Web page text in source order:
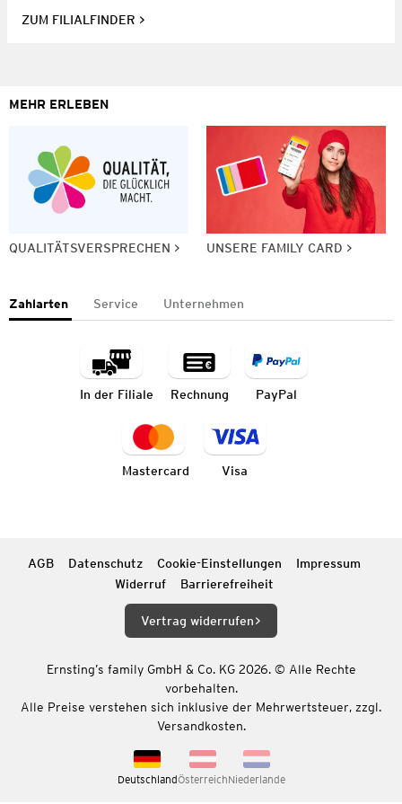
ZUM FILIALFINDER
MEHR ERLEBEN
QUALITÄTSVERSPRECHEN UNSERE FAMILY CARD
Zahlarten Service Unternehmen
In der Filiale Rechnung PayPal
Mastercard Visa
AGB Datenschutz Cookie-Einstellungen
Impressum
Widerruf
Barrierefreiheit
Vertrag widerrufen
Ernsting’s family GmbH & Co. KG 2026. © Alle Rechte
vorbehalten.
Alle Preise verstehen sich inklusive der Mehrwertsteuer, zzgl.
Versandkosten.
DeutschlandÖsterreichNiederlande